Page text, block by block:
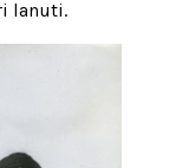
lanuti.